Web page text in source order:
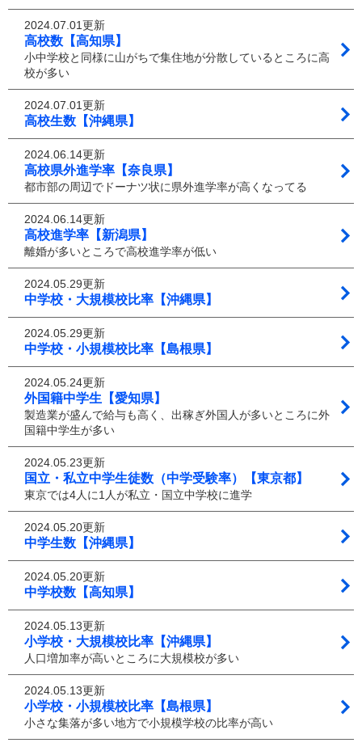
2024.07.01更新
高校数【高知県】
小中学校と同様に山がちで集住地が分散しているところに高
校が多い
2024.07.01更新
高校生数【沖縄県】
2024.06.14更新
高校県外進学率【奈良県】
都市部の周辺でドーナツ状に県外進学率が高くなってる
2024.06.14更新
高校進学率【新潟県】
離婚が多いところで高校進学率が低い
2024.05.29更新
中学校・大規模校比率【沖縄県】
2024.05.29更新
中学校・小規模校比率【島根県】
2024.05.24更新
外国籍中学生【愛知県】
製造業が盛んで給与も高く、出稼ぎ外国人が多いところに外
国籍中学生が多い
2024.05.23更新
国立・私立中学生徒数（中学受験率）【東京都】
東京では4人に1人が私立・国立中学校に進学
2024.05.20更新
中学生数【沖縄県】
2024.05.20更新
中学校数【高知県】
2024.05.13更新
小学校・大規模校比率【沖縄県】
人口増加率が高いところに大規模校が多い
2024.05.13更新
小学校・小規模校比率【島根県】
小さな集落が多い地方で小規模学校の比率が高い